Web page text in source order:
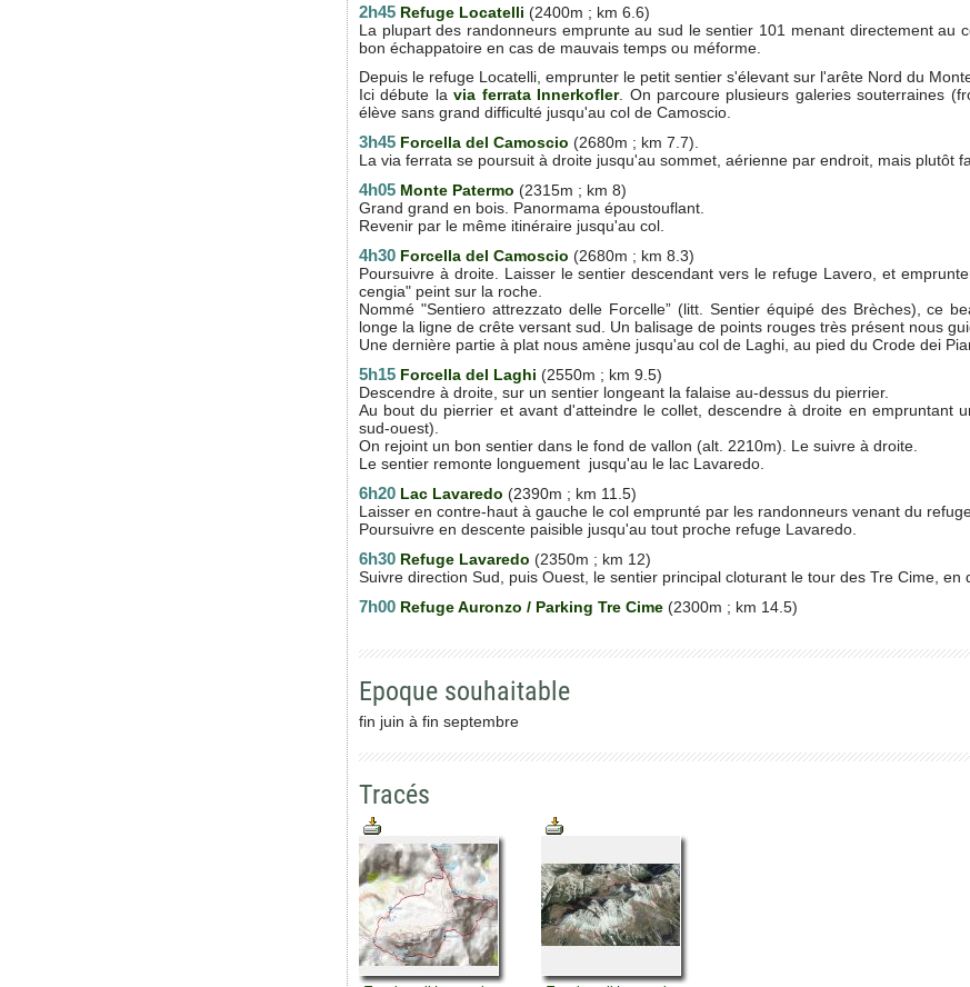
2h45 Refuge Locatelli (2400m ; km 6.6)
La plupart des randonneurs emprunte au sud le sentier 101 menant directement au
bon échappatoire en cas de mauvais temps ou méforme.
Depuis le refuge Locatelli, emprunter le petit sentier s'élevant sur l'arête Nord du
Ici débute lavia ferrata Innerkofler. On parcoure plusieurs galeries souterraines
élève sans grand difficulté jusqu'au col de Camoscio.
3h45 Forcella del Camoscio (2680m ; km 7.7).
La via ferrata se poursuit à droite jusqu'au sommet, aérienne par endroit, mais plutôt
4h05 Monte Patermo (2315m ; km 8)
Grand grand en bois. Panormama époustouflant.
Revenir par le même itinéraire jusqu'au col.
4h30 Forcella del Camoscio (2680m ; km 8.3)
Poursuivre à droite. Laisser le sentier descendant vers le refuge Lavero, et
cengia" peint sur la roche.
Nommé "Sentiero attrezzato delle Forcelle” (litt. Sentier équipé des Brèches), ce
longe la ligne de crête versant sud. Un balisage de points rouges très présent nous
Une dernière partie à plat nous amène jusqu'au col de Laghi, au pied du Crode dei
5h15 Forcella del Laghi (2550m ; km 9.5)
Descendre à droite, sur un sentier longeant la falaise au-dessus du pierrier.
Au bout du pierrier et avant d'atteindre le collet, descendre à droite en empruntant
sud-ouest).
On rejoint un bon sentier dans le fond de vallon (alt. 2210m). Le suivre à droite.
Le sentier remonte longuement jusqu'au le lac Lavaredo.
6h20 Lac Lavaredo (2390m ; km 11.5)
Laisser en contre-haut à gauche le col emprunté par les randonneurs venant du
Poursuivre en descente paisible jusqu'au tout proche refuge Lavaredo.
6h30 Refuge Lavaredo (2350m ; km 12)
Suivre direction Sud, puis Ouest, le sentier principal cloturant le tour des Tre Cime, en
7h00 Refuge Auronzo / Parking Tre Cime (2300m ; km 14.5)
Epoque souhaitable
fin juin à fin septembre
Tracés